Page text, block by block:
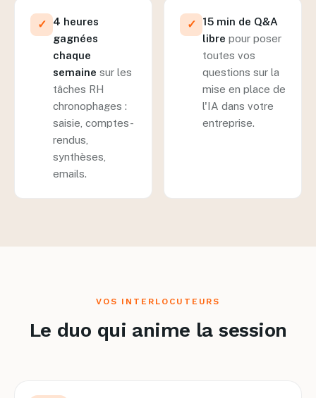
✓
4 heures
gagnées
chaque
semaine sur les
tâches RH
chronophages :
saisie, comptes-
rendus,
synthèses,
emails.
✓
15 min de Q&A
libre pour poser
toutes vos
questions sur la
mise en place de
l'IA dans votre
entreprise.
VOS INTERLOCUTEURS
Le duo qui anime la session